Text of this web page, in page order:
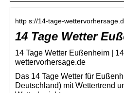
http s://14-tage-
14 Tage Wetter
14 Tage Wetter Eußenheim |
wettervorhersage.de
Das 14 Tage Wetter für
Deutschland) mit Wettertrend